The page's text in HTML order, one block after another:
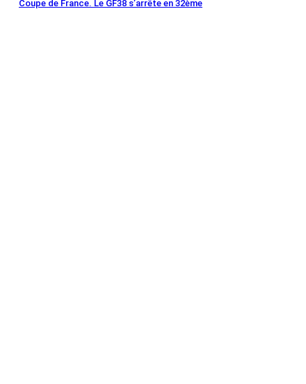
Coupe de France. Le GF38 s’arrête en 32ème